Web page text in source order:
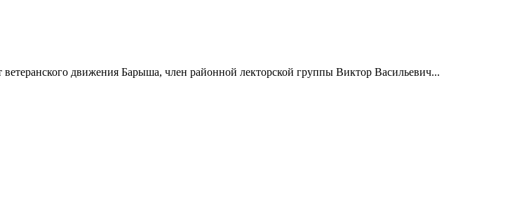
движения Барыша, член районной лекторской группы Виктор Васильевич...